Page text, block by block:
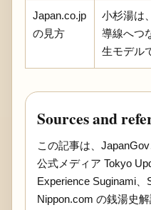
Japan.co.jp
の見方
小杉湯は
導線へつ
生モデル
Sources and
この記事は、
公式メディア Tokyo
Experience Suginami、
Nippon.com の銭湯史